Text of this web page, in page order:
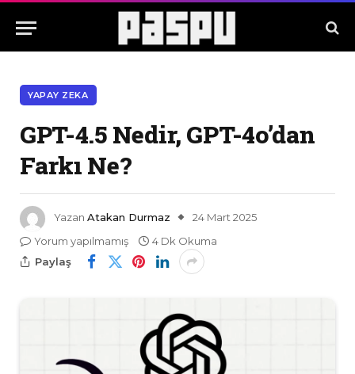
YAPAY ZEKA
GPT-4.5 Nedir, GPT-4o’dan
Farkı Ne?
Yazan Atakan Durmaz
24 Mart 2025
Yorum yapılmamış
4 Dk Okuma
Paylaş